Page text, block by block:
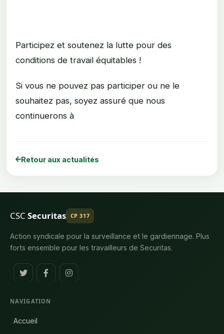
Participez et soutenez la lutte pour des
conditions de travail équitables !
Si vous ne pouvez pas participer ou ne le
souhaitez pas, soyez assuré que nous
continuerons à
Retour aux actualités
CSC Securitas CP 317
Action syndicale pour la surveillance et le gardiennage. Plus
forts ensemble pour les travailleurs de Securitas.
NAVIGATION
Accueil